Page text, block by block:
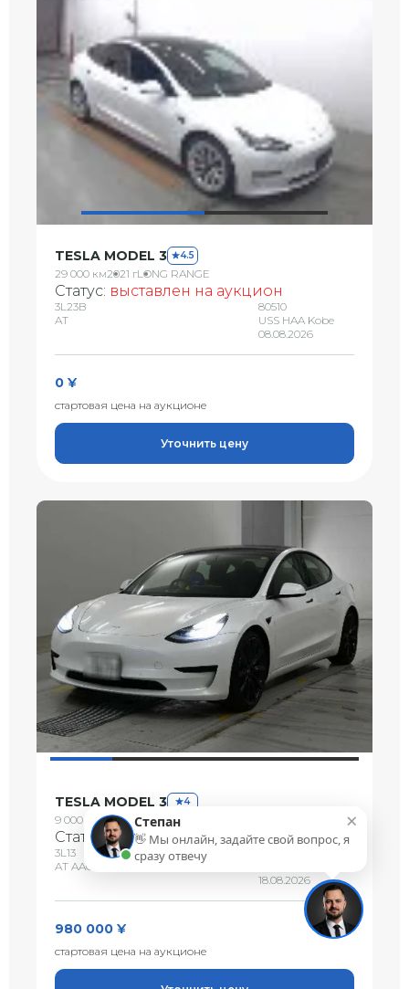
TESLA MODEL 3 4.5
29 000 км2021 гLONG RANGE
Статус: выставлен на аукцион
3L23B
AT
80510
USS HAA Kobe
08.08.2026
0 ¥
стартовая цена на аукционе
Уточнить цену
TESLA MODEL 3 4
9 000 км2020 г STANDARD PLUS
Статус:выставлен на аукцион
3L13
AT AAC
18.08.2026
980 000 ¥
стартовая цена на аукционе
×
Степан
👋 Мы онлайн, задайте свой вопрос, я
сразу отвечу